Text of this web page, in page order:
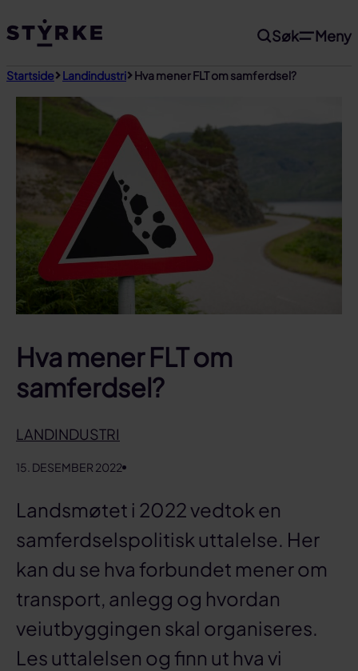
til
Søk Meny
Startside Landindustri Hva mener FLT om samferdsel?
Hva mener FLT om
samferdsel?
LANDINDUSTRI
15. DESEMBER 2022
Landsmøtet i 2022 vedtok en
samferdselspolitisk uttalelse. Her
kan du se hva forbundet mener om
transport, anlegg og hvordan
veiutbyggingen skal organiseres.
Les uttalelsen og finn ut hva vi